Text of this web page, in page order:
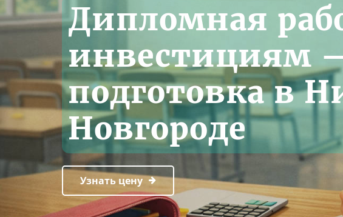
Дипломная
инвестициям
подготовка в
Новгороде
Узнать цену